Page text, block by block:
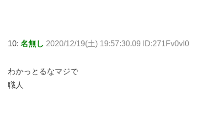
10: 名無し 2020/12/19(土) 19:57:30.09 ID:271Fv0vI0
わかっとるなマジで
職人